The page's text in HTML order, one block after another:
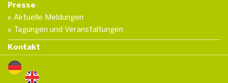
Presse
Aktuelle Meldungen
Tagungen und Veranstaltungen
Kontakt